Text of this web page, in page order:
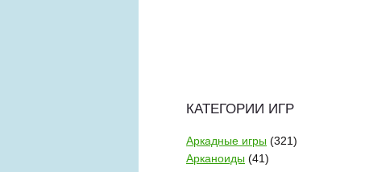
КАТЕГОРИИ ИГР
Аркадные игры (321)
Арканоиды (41)